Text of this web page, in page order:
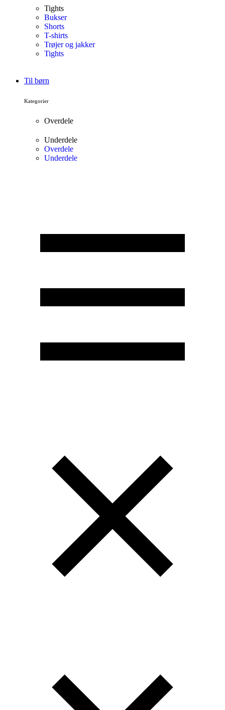
Tights
Bukser
Shorts
T-shirts
Trøjer og jakker
Tights
Til børn
Kategorier
Overdele
Underdele
Overdele
Underdele